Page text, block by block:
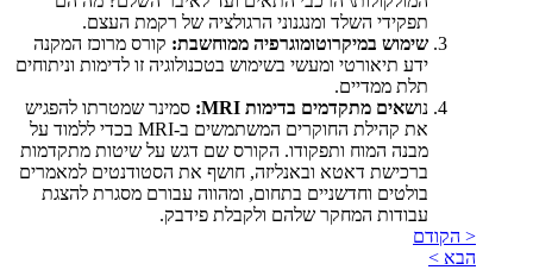
תפקידי השלד ומנגנוני הרגולציה של רקמת העצם.
שימוש במיקרוטומוגרפיה ממוחשבת: קורס מרוכז המקנה
ידע תיאורטי ומעשי בשימוש בטכנולוגיה זו לדימות וניתוחים
תלת ממדיים.
נושאים מתקדמים בדימות MRI
: סמינר שמטרתו להפגיש
את קהילת החוקרים המשתמשים ב-MRI בכדי ללמוד על
מבנה המוח ותפקודו. הקורס שם דגש על שיטות מתקדמות
ברכישת דאטא ובאנליזה, חושף את הסטודנטים למאמרים
בולטים וחדשניים בתחום, ומהווה עבורם מסגרת להצגת
עבודות המחקר שלהם ולקבלת פידבק.
< הקודם
הבא >